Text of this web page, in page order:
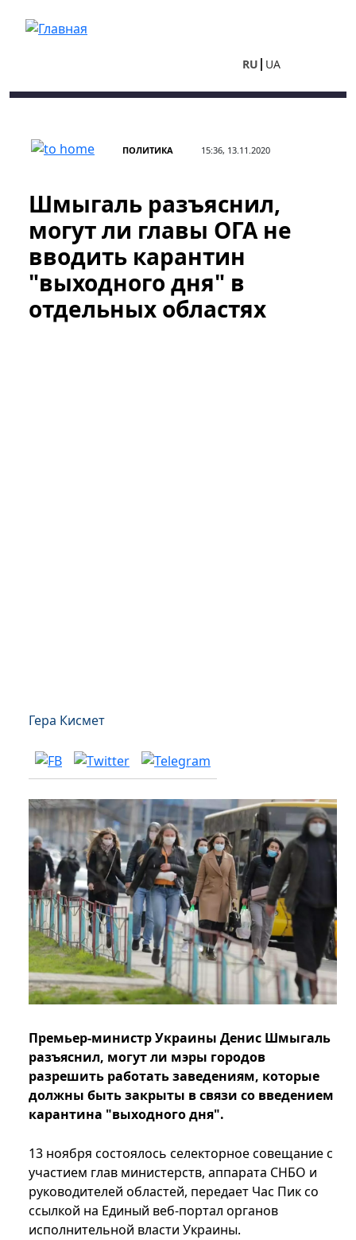
RU UA
ПОЛИТИКА 15:36, 13.11.2020
Шмыгаль разъяснил,
могут ли главы ОГА не
вводить карантин
"выходного дня" в
отдельных областях
Гера Кисмет
Премьер-министр Украины Денис Шмыгаль
разъяснил, могут ли мэры городов
разрешить работать заведениям, которые
должны быть закрыты в связи со введением
карантина "выходного дня".
13 ноября состоялось селекторное совещание с
участием глав министерств, аппарата СНБО и
руководителей областей, передает Час Пик со
ссылкой на Единый веб-портал органов
исполнительной власти Украины.